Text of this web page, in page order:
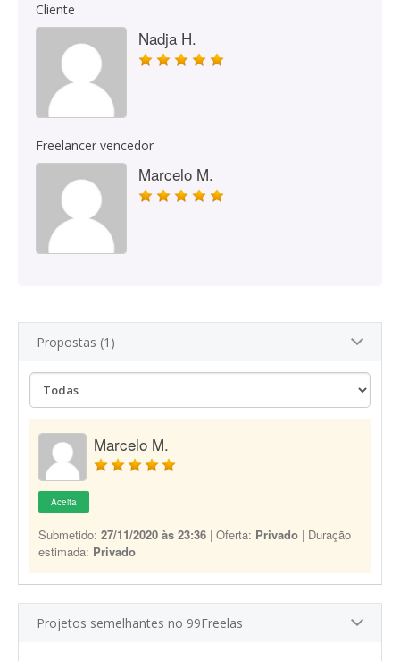
Cliente
Nadja H.
Freelancer vencedor
Marcelo M.
Propostas (1)
Marcelo M.
Aceita
Submetido: 27/11/2020 às 23:36 | Oferta: Privado | Duração
estimada: Privado
Projetos semelhantes no 99Freelas